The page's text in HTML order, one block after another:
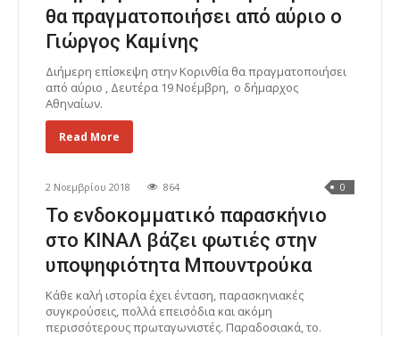
θα πραγματοποιήσει από αύριο ο
Γιώργος Καμίνης
Διήμερη επίσκεψη στην Κορινθία θα πραγματοποιήσει
από αύριο , Δευτέρα 19 Νοέμβρη, ο δήμαρχος
Αθηναίων.
Read More
2 Νοεμβρίου 2018 864 0
Το ενδοκομματικό παρασκήνιο
στο ΚΙΝΑΛ βάζει φωτιές στην
υποψηφιότητα Μπουντρούκα
Κάθε καλή ιστορία έχει ένταση, παρασκηνιακές
συγκρούσεις, πολλά επεισόδια και ακόμη
περισσότερους πρωταγωνιστές. Παραδοσιακά, το.